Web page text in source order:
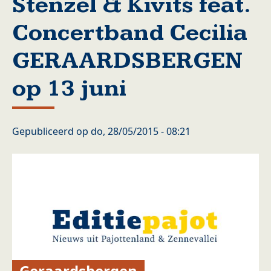
Concertband Cecilia
GERAARDSBERGEN
op 13 juni
Gepubliceerd op do, 28/05/2015 - 08:21